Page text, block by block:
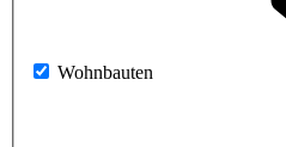
Wohnbauten